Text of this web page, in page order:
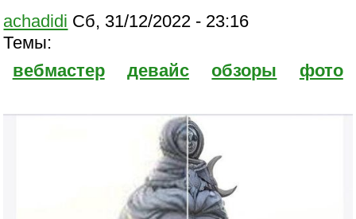
achadidi Сб, 31/12/2022 - 23:16
Темы:
вебмастер
девайс обзоры фото